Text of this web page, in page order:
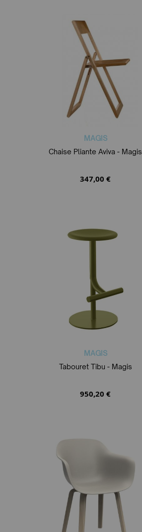
MAGIS
Chaise Pliante Aviva - Magis
347,00 €
MAGIS
Tabouret Tibu - Magis
950,20 €